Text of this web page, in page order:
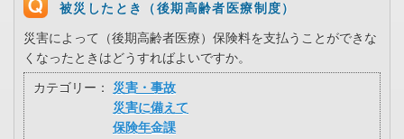
被災したとき（後期高齢者医療制度）
災害によって（後期高齢者医療）保険料を支払うことができな
くなったときはどうすればよいですか。
カテゴリー：
災害・事故
災害に備えて
保険年金課